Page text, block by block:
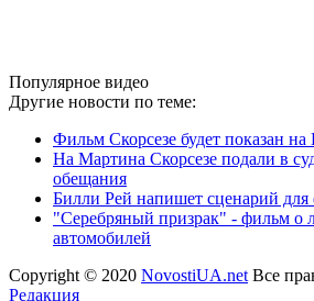
Популярное видео
Другие новости по теме:
Фильм Скорсезе будет показан на
На Мартина Скорсезе подали в
обещания
Билли Рей напишет сценарий
"Серебряный призрак" - фильм о
автомобилей
Copyright © 2020 NovostiUA.net Все
Редакция